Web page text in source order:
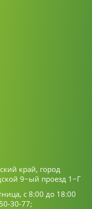
край, город
9−ый проезд 1−Г
с 8:00 до 18:00
50-30-77;